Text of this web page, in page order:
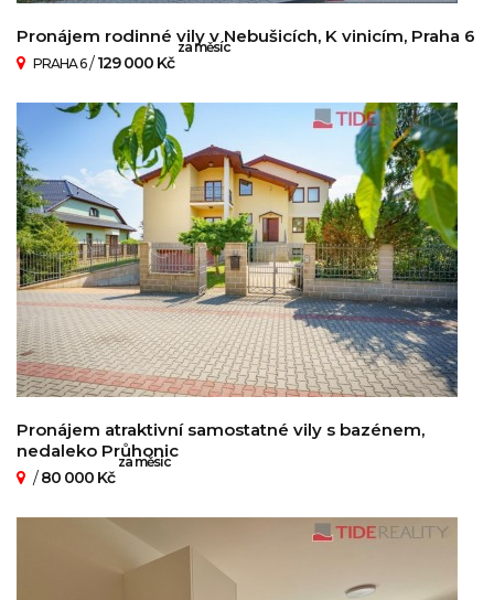
Pronájem rodinné vily v Nebušicích, K vinicím, Praha 6
PRAHA 6/129 000 Kč
za měsíc
Pronájem atraktivní samostatné vily s bazénem,
nedaleko Průhonic
/80 000 Kč
za měsíc